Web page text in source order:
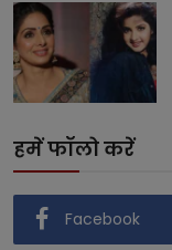
हमें फॉलो करें
Facebook